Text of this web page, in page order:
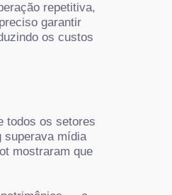
repetitiva,
garantir
os custos
todos os setores
superava mídia
mostraram que